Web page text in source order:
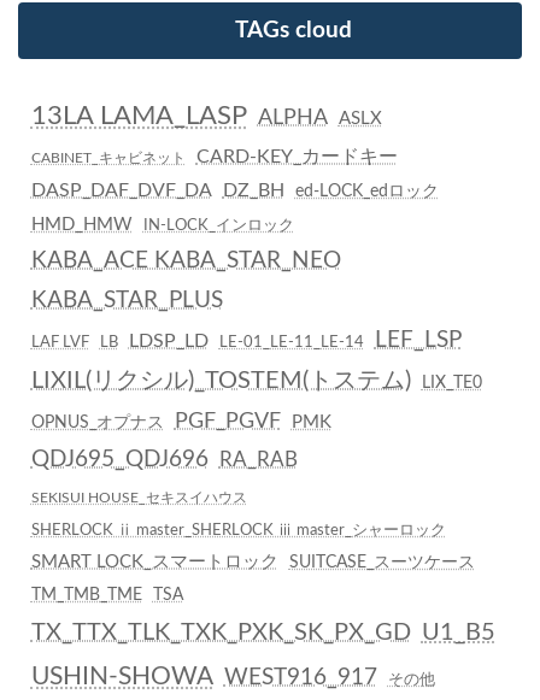
TAGs cloud
13LA LAMA_LASP ALPHA ASLX
CABINET_キャビネット
CARD-KEY_カードキー
DASP_DAF_DVF_DA
DZ_BH ed-LOCK_edロック
HMD_HMW IN-LOCK_インロック
KABA_ACE KABA_STAR_NEO
KABA_STAR_PLUS
LAF LVF LB LDSP_LD LE-01_LE-11_LE-14 LEF_LSP
LIXIL(リクシル)_TOSTEM(トステム) LIX_TE0
OPNUS_オプナス PGF_PGVF PMK
QDJ695_QDJ696 RA_RAB
SEKISUI HOUSE_セキスイハウス
SHERLOCK ⅱ master_SHERLOCK ⅲ master_シャーロック
SMART LOCK_スマートロック
SUITCASE_スーツケース
TM_TMB_TME
TSA
TX_TTX_TLK_TXK_PXK_SK_PX_GD U1_B5
USHIN-SHOWA WEST916_917 その他